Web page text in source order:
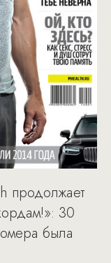
продолжает
30
была